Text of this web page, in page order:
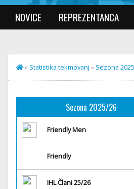
NOVICE REPREZENTANCA
» Statistika tekmovanj » Sezona
Sezona 2025/26
Friendly Men
Friendly
IHL Člani 25/26